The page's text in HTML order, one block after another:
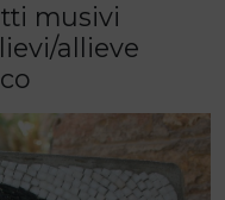
musivi
allieve